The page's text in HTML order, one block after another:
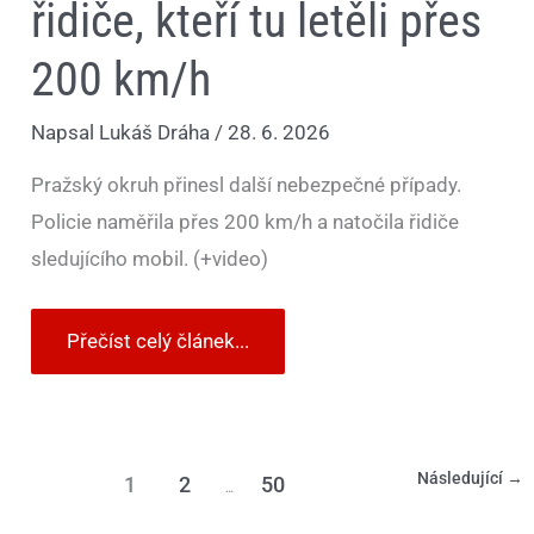
řidiče, kteří tu letěli přes
200 km/h
Napsal Lukáš Dráha/28. 6. 2026
Pražský okruh přinesl další nebezpečné případy.
Policie naměřila přes 200 km/h a natočila řidiče
sledujícího mobil. (+video)
Přečíst celý článek...
1 2 … 50 Následující →